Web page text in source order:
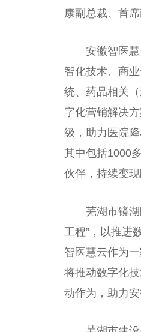
康副 总裁、首
安徽智医
智化技术、商
统、药品相关
字化营销解决
级，助力医院
其中包括1000
伙伴，持续变
芜湖市镜
工程”，以推进
智医慧云作为
将推动数字化
动作为，助力